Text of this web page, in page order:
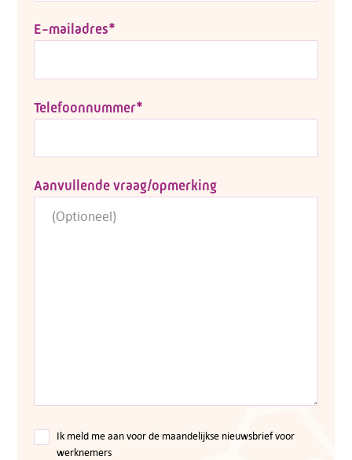
E-mailadres*
Telefoonnummer*
Aanvullende vraag/opmerking
Ik meld me aan voor de maandelijkse nieuwsbrief voor
werknemers